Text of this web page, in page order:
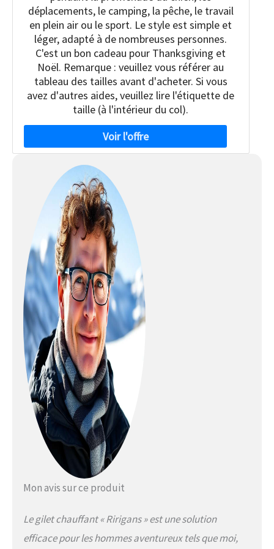
déplacements, le camping, la pêche, le travail
en plein air ou le sport. Le style est simple et
léger, adapté à de nombreuses personnes.
C'est un bon cadeau pour Thanksgiving et
Noël. Remarque : veuillez vous référer au
tableau des tailles avant d'acheter. Si vous
avez d'autres aides, veuillez lire l'étiquette de
taille (à l'intérieur du col).
Mon avis sur ce produit
Le gilet chauffant « Ririgans » est une solution
efficace pour les hommes aventureux tels que moi,